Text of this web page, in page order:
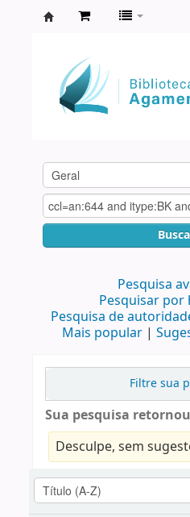
Agamenon
Magalhães
Pesquisa
Pesquisar por
Pesquisa de
Mais popular
Filtre sua
Sua pesquisa
Desculpe, sem